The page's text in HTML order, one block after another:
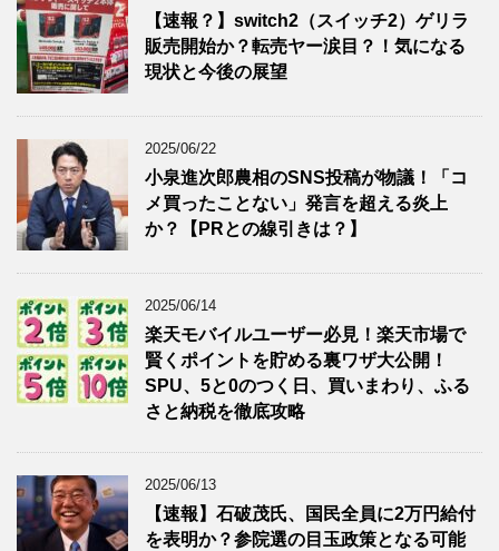
【速報？】switch2（スイッチ2）ゲリラ
販売開始か？転売ヤー涙目？！気になる
現状と今後の展望
2025/06/22
小泉進次郎農相のSNS投稿が物議！「コ
メ買ったことない」発言を超える炎上
か？【PRとの線引きは？】
2025/06/14
楽天モバイルユーザー必見！楽天市場で
賢くポイントを貯める裏ワザ大公開！
SPU、5と0のつく日、買いまわり、ふる
さと納税を徹底攻略
2025/06/13
【速報】石破茂氏、国民全員に2万円給付
を表明か？参院選の目玉政策となる可能